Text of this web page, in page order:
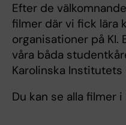
Efter de
filmer där vi fick lära
organisationer på KI.
våra båda
Karolinska
Du kan se alla filmer